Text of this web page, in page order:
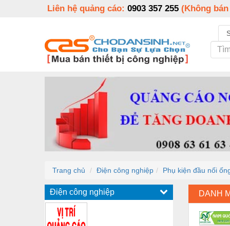
Liên hệ quảng cáo: 0903 357 255 (Không
Trang chủ Điện công nghiệp Phụ kiện đầu nối
Điện công nghiệp DANH